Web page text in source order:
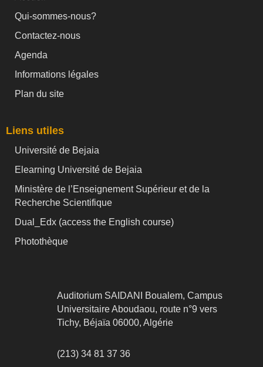
Qui-sommes-nous?
Contactez-nous
Agenda
Informations légales
Plan du site
Liens utiles
Université de Bejaia
Elearning Université de Bejaia
Ministère de l’Enseignement Supérieur et de la
Recherche Scientifique
Dual_Edx (access the English course)
Photothèque
Auditorium SAIDANI Boualem, Campus
Universitaire Aboudaou, route n°9 vers
Tichy, Béjaïa 06000, Algérie
(213) 34 81 37 36